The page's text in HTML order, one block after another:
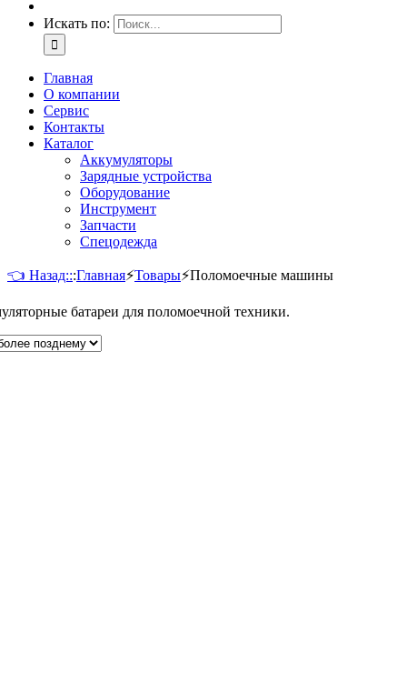
Искать по:
Главная
О компании
Сервис
Контакты
Каталог
Аккумуляторы
Зарядные устройства
Оборудование
Инструмент
Запчасти
Спецодежда
👈 Назад:::Главная⚡Товары⚡Поломоечные машины
батареи для поломоечной техники.